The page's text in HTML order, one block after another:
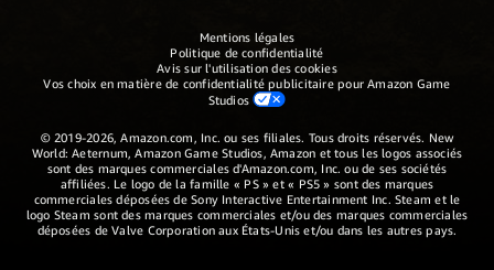
Mentions légales
Politique de confidentialité
Avis sur l'utilisation des cookies
Vos choix en matière de confidentialité publicitaire pour Amazon Game
Studios
© 2019-2026, Amazon.com, Inc. ou ses filiales. Tous droits réservés. New
World: Aeternum, Amazon Game Studios, Amazon et tous les logos associés
sont des marques commerciales d'Amazon.com, Inc. ou de ses sociétés
affiliées. Le logo de la famille « PS » et « PS5 » sont des marques
commerciales déposées de Sony Interactive Entertainment Inc. Steam et le
logo Steam sont des marques commerciales et/ou des marques commerciales
déposées de Valve Corporation aux États-Unis et/ou dans les autres pays.